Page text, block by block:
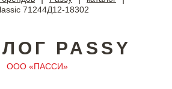
71244Д12-18302
PASSY
ООО «ПАССИ»